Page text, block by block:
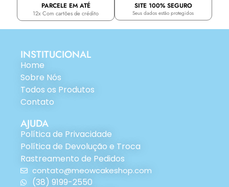
PARCELE EM ATÉ
12x Com cartões de crédito
SITE 100% SEGURO
Seus dados estão protegidos
INSTITUCIONAL
Home
Sobre Nós
Todos os Produtos
Contato
AJUDA
Política de Privacidade
Política de Devolução e Troca
Rastreamento de Pedidos
contato@meowcakeshop.com
(38) 9199-2550